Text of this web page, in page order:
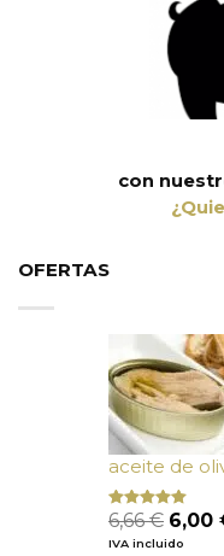
con
OFERTAS
aceite de
Valorado
con
de 5
6,66€ El
precio
6,00
IVA incluido